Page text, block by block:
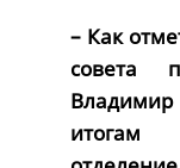
– Как
совета
итогам